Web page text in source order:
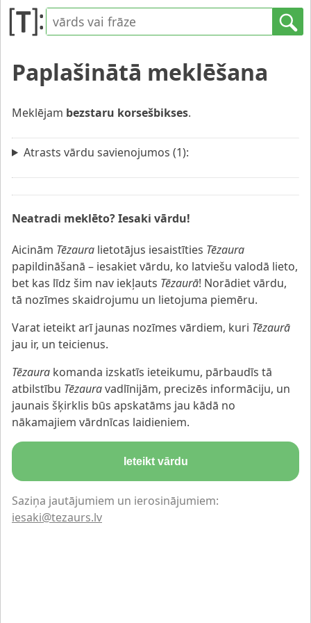
Paplašinātā meklēšana
Meklējam bezstaru korsešbikses.
Atrasts vārdu savienojumos (1):
Neatradi meklēto? Iesaki vārdu!
Aicinām Tēzaura lietotājus iesaistīties Tēzaura
papildināšanā – iesakiet vārdu, ko latviešu valodā lieto,
bet kas līdz šim nav iekļauts Tēzaurā! Norādiet vārdu,
tā nozīmes skaidrojumu un lietojuma piemēru.
Varat ieteikt arī jaunas nozīmes vārdiem, kuri Tēzaurā
jau ir, un teicienus.
Tēzaura komanda izskatīs ieteikumu, pārbaudīs tā
atbilstību Tēzauravadlīnijām, precizēs informāciju, un
jaunais šķirklis būs apskatāms jau kādā no
nākamajiem vārdnīcas laidieniem.
Ieteikt vārdu
Saziņa jautājumiem un ierosinājumiem:
iesaki@tezaurs.lv